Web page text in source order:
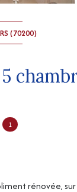
(70200)
1
rénovée,